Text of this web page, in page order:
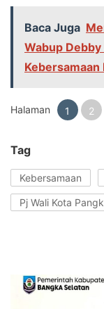
Baca Juga
Wabup
Halaman 1 2
Tag
Kebersamaan